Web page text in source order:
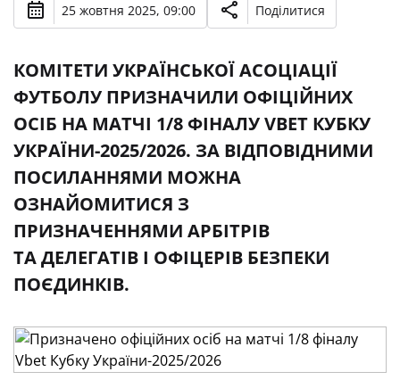
25 жовтня 2025, 09:00 Поділитися
КОМІТЕТИ УКРАЇНСЬКОЇ АСОЦІАЦІЇ
ФУТБОЛУ ПРИЗНАЧИЛИ ОФІЦІЙНИХ
ОСІБ НА МАТЧІ 1/8 ФІНАЛУ VBET КУБКУ
УКРАЇНИ-2025/2026. ЗА ВІДПОВІДНИМИ
ПОСИЛАННЯМИ МОЖНА
ОЗНАЙОМИТИСЯ З
ПРИЗНАЧЕННЯМИ АРБІТРІВ
ТА ДЕЛЕГАТІВ І ОФІЦЕРІВ БЕЗПЕКИ
ПОЄДИНКІВ.